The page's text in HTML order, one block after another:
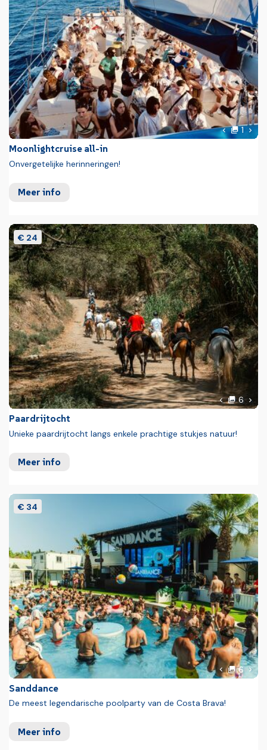
Moonlightcruise all-in
Onvergetelijke herinneringen!
Meer info
Vorige foto
1Foto
Paardrijtocht
Unieke paardrijtocht langs enkele prachtige stukjes natuur!
Meer info
€ 24
Vorige foto
6
Sanddance
De meest legendarische poolparty van de Costa Brava!
Meer info
€ 34
Vorige foto
6